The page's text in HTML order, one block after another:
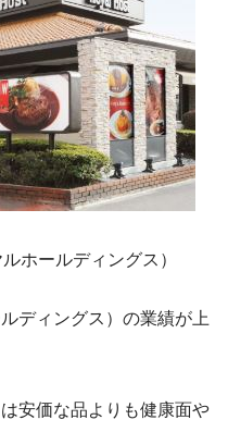
ホールディングス）
ディングス）の業績が上
安価な品よりも健康面や